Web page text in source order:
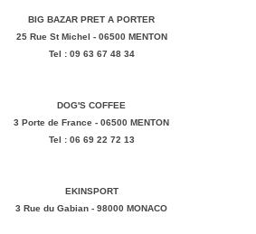
BIG BAZAR PRET A PORTER
25 Rue St Michel - 06500 MENTON
Tel : 09 63 67 48 34
DOG'S COFFEE
3 Porte de France - 06500 MENTON
Tel : 06 69 22 72 13
EKINSPORT
3 Rue du Gabian - 98000 MONACO